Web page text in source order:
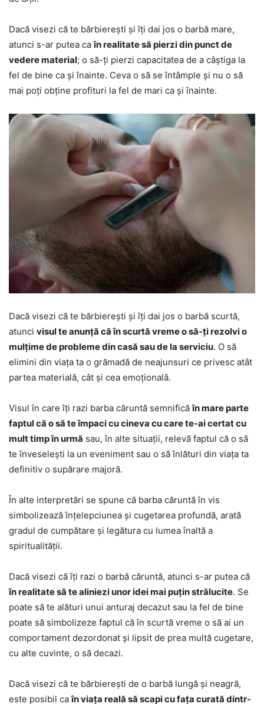
Dacă visezi că te bărbierești și îți dai jos o barbă mare,
atunci s-ar putea caîn realitate să pierzi din punct de
vedere material; o să-ți pierzi capacitatea de a câștiga la
fel de bine ca și înainte. Ceva o să se întâmple și nu o să
mai poți obține profituri la fel de mari ca și înainte.
Dacă visezi că te bărbierești și îți dai jos o barbă scurtă,
atunci visul te anunță că în scurtă vreme o să-ți rezolvi o
mulțime de probleme din casă sau de la serviciu. O să
elimini din viața ta o grămadă de neajunsuri ce privesc atât
partea materială, cât și cea emoțională.
Visul în care îți razi barba căruntă semnificăîn mare parte
faptul că o să te împaci cu cineva cu care te-ai certat cu
mult timp în urmă sau, în alte situații, relevă faptul că o să
te înveselești la un eveniment sau o să înlături din viața ta
definitiv o supărare majoră.
În alte interpretări se spune că barba căruntă în vis
simbolizează înțelepciunea și cugetarea profundă, arată
gradul de cumpătare și legătura cu lumea înaltă a
spiritualității.
Dacă visezi că îți razi o barbă căruntă, atunci s-ar putea că
în realitate să te aliniezi unor idei mai puțin strălucite. Se
poate să te alături unui anturaj decazut sau la fel de bine
poate să simbolizeze faptul că în scurtă vreme o să ai un
comportament dezordonat și lipsit de prea multă cugetare,
cu alte cuvinte, o să decazi.
Dacă visezi că te bărbierești de o barbă lungă și neagră,
este posibil caîn viața reală să scapi cu fața curată dintr-